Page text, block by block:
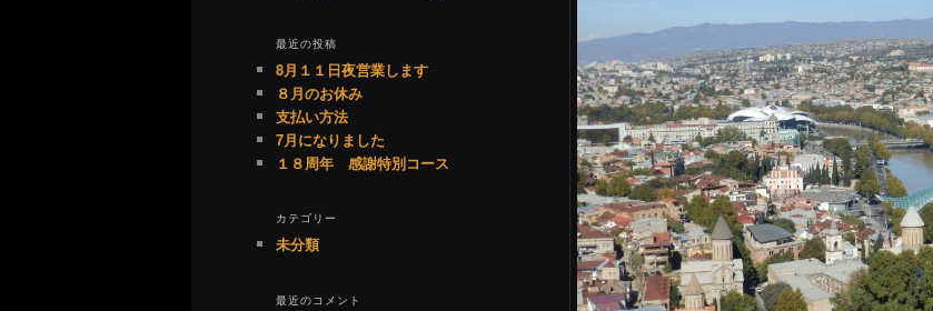
最近の投稿
8月１１日夜営業します
８月のお休み
支払い方法
7月になりました
１８周年 感謝特別コース
カテゴリー
未分類
最近のコメント